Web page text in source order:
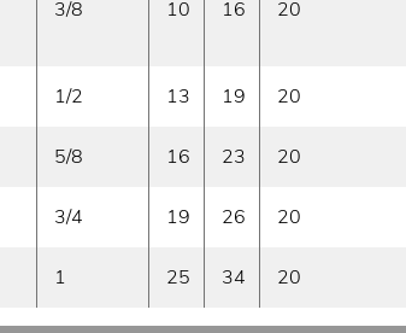
3/8 10 16 20
1/2 13 19 20
5/8 16 23 20
3/4 19 26 20
1 25 34 20